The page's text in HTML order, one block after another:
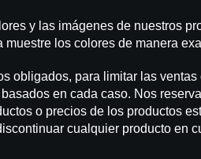
y las imágenes de nuestros
los colores de manera
obligados, para limitar las
en cada caso. Nos
o precios de los productos
cualquier producto en